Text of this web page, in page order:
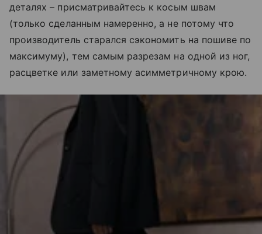
деталях – присматривайтесь к косым швам
(только сделанным намеренно, а не потому что
производитель старался сэкономить на пошиве по
максимуму), тем самым разрезам на одной из ног,
расцветке или заметному асимметричному крою.